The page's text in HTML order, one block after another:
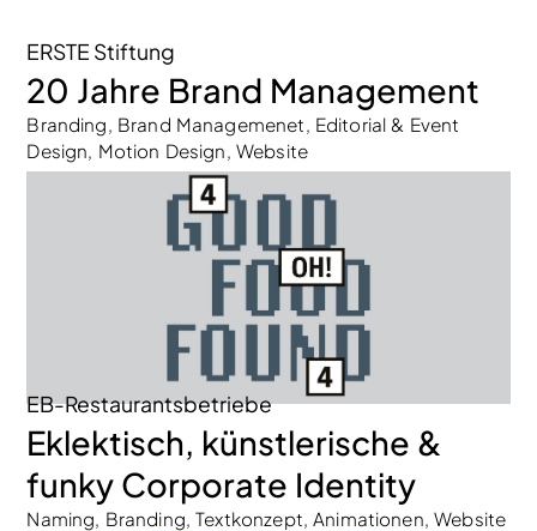
ERSTE Stiftung
20 Jahre Brand Management
Branding, Brand Managemenet, Editorial & Event
Design, Motion Design, Website
EB-Restaurantsbetriebe
Eklektisch, künstlerische &
funky Corporate Identity
Naming, Branding, Textkonzept, Animationen, Website